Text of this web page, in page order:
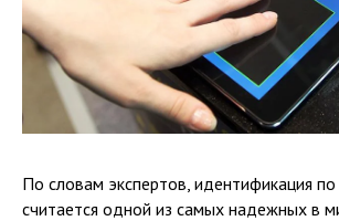
По словам экспертов, идентификация
считается одной из самых надежных в